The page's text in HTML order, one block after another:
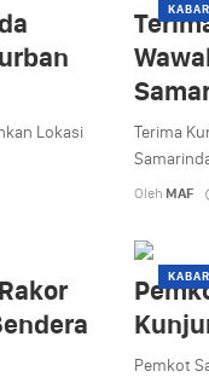
Lokasi
Terima
Oleh MAF
Pemkot